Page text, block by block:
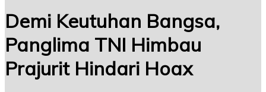
Demi Keutuhan Bangsa,
Panglima TNI Himbau
Prajurit Hindari Hoax